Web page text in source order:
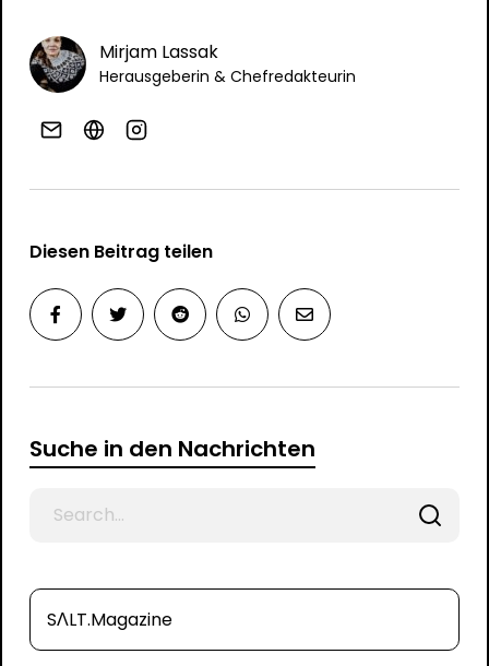
Mirjam Lassak
Herausgeberin & Chefredakteurin
Diesen Beitrag teilen
Suche in den Nachrichten
SΛLT.Magazine